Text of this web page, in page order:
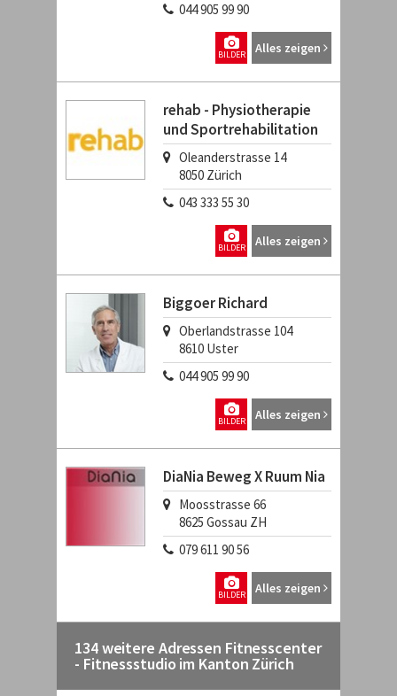
044 905 99 90
Alles zeigen
BILDER
rehab - Physiotherapie
und Sportrehabilitation
Oleanderstrasse 14
8050 Zürich
043 333 55 30
Alles zeigen
BILDER
Biggoer Richard
Oberlandstrasse 104
8610 Uster
044 905 99 90
Alles zeigen
BILDER
DiaNia Beweg X Ruum Nia
Moosstrasse 66
8625 Gossau ZH
079 611 90 56
Alles zeigen
BILDER
134 weitere Adressen Fitnesscenter
- Fitnessstudio im Kanton Zürich